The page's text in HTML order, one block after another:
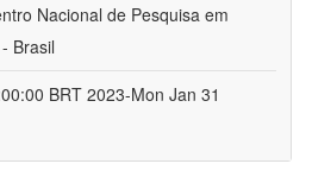
Nacional de Pesquisa em
Brasil
BRT 2023-Mon Jan 31